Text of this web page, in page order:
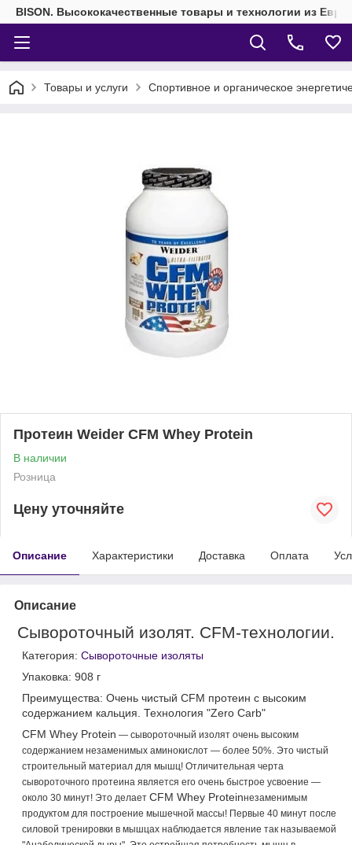
BISON. Высококачественные товары и технологии из
Товары и услуги Спортивное и органическое
Протеин Weider CFM Whey Protein
В наличии
Розница
Цену уточняйте
Описание Характеристики Доставка Оплата
Описание
Сывороточный изолят. CFM-технологии.
Категория: Сывороточные изоляты
Упаковка: 908 г
Преимущества: Очень чистый CFM протеин с высоким
содержанием кальция. Технология "Zero Carb"
CFM Whey Protein ― сывороточный изолят очень высоким
содержанием незаменимых аминокислот ― более 50%. Это чистый
строительный материал для мышц! Отличительная черта
сывороточного протеина является его очень быстрое усвоение ―
около 30 минут! Это делает CFM Whey Proteinнезаменимым
продуктом для построение мышечной массы! Первые 40 минут после
силовой тренировки в мышцах наблюдается явление так называемой